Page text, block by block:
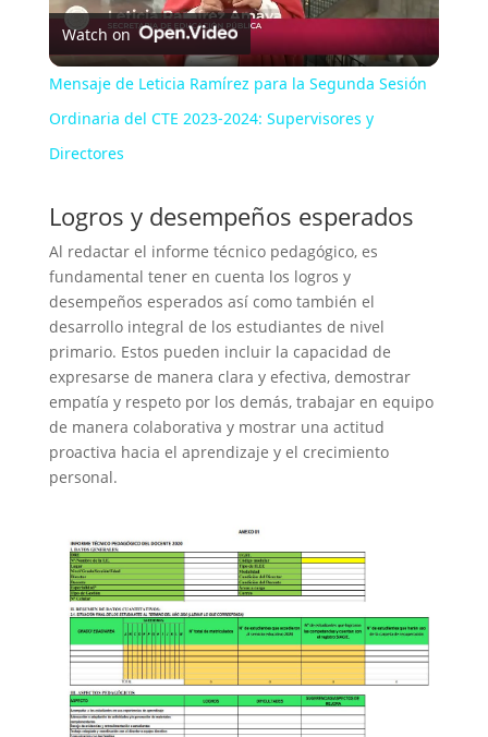
l
a
V
i
d
e
Watch on
Mensaje de Leticia Ramírez para la Segunda Sesión
Ordinaria del CTE 2023-2024: Supervisores y
Directores
Logros y desempeños esperados
Al redactar el informe técnico pedagógico, es
fundamental tener en cuenta los logros y
desempeños esperados así como también el
desarrollo integral de los estudiantes de nivel
primario. Estos pueden incluir la capacidad de
expresarse de manera clara y efectiva, demostrar
empatía y respeto por los demás, trabajar en equipo
de manera colaborativa y mostrar una actitud
proactiva hacia el aprendizaje y el crecimiento
personal.